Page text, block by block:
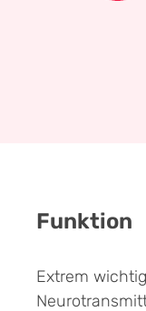
Funktion
Extrem